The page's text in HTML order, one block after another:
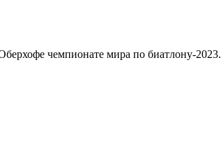
чемпионате мира по биатлону-2023.